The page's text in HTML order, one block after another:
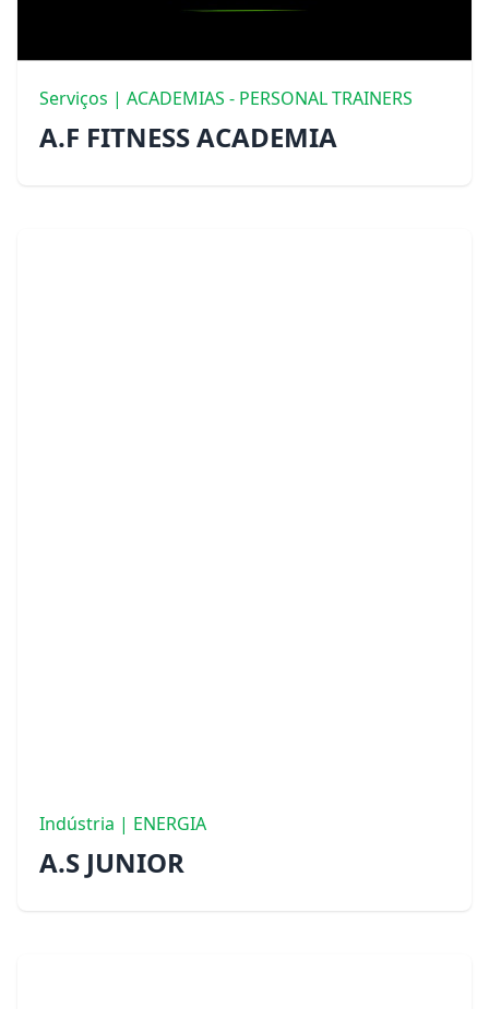
Serviços | ACADEMIAS - PERSONAL TRAINERS
A.F FITNESS ACADEMIA
Indústria | ENERGIA
A.S JUNIOR